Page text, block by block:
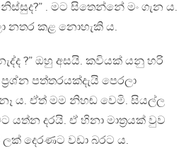
. මට සිතෙන්නේ මං ගැන ය.
නතර කළ නොහැකි ය.
?” ඔහු අසයි. කවියක් යනු හරි
පත්තරයක්දැයි පෙරලා
ය. ඒත් මම නිහඬ වෙමි. සියල්ල
යත්න දරයි. ඒ හිනා මාත්‍රයක් වුව
දෙරණට වඩා බරට ය.